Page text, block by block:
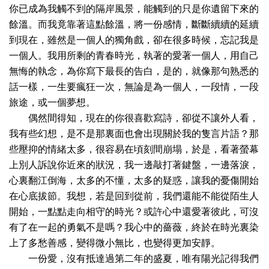
你已成為我觸不到的隔岸風景，能觸到的只是你遺留下來的
餘溫。而我竟靠著這點餘溫，將一份感情，斷斷續續的延續
到現在，雖然是一個人的獨角戲，卻在很多時候，忘記我是
一個人。我用所剩的青春時光，執著的愛著一個人，用自己
無悔的執念，為你寫下最長的告白，是的，就像那句熟悉的
話一樣，一生要瘋狂一次，無論是為一個人，一段情，一段
旅途，或一個夢想。
偶然間得知，現在的你很喜歡寫詩，卻從不讓外人看，
我有些幻想，是不是那裏面也會出現關於我的隻言片語？那
些壓抑的情緒太多，很容易在頃刻間崩塌，於是，看著螢幕
上別人訴說你近來的狀況，我一邊敲打著鍵盤，一邊落淚，
心裏翻江倒海，太多的不懂，太多的疑惑，讓我的憂傷開始
在心底拔節。我想，若是回到從前，我們還能不能從陌生人
開始，一點點走向相守的時光？或許心中還愛著彼此，可沒
有了在一起的勇氣不是嗎？我心中的薔薇，終於在時光裏染
上了多愁善感，變得微小無比，也變得更加安靜。
一份愛，沒有抵達過第二年的盛夏，唯有陽光記得我們